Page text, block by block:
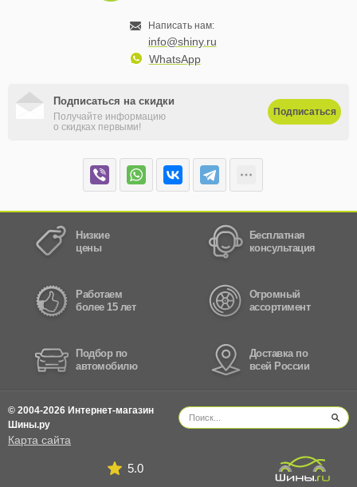
Написать нам:
info@shiny.ru
WhatsApp
Подписаться на скидки
Получайте информацию
о скидках первыми!
Подписаться
Низкие
цены
Бесплатная
консультация
Работаем
более 15 лет
Огромный
ассортимент
Подбор по
автомобилю
Доставка по
всей России
© 2004-2026 Интернет-магазин
Шины.ру
Карта сайта
5.0